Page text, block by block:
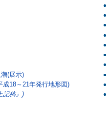
(展示)
成18～21年発行地形図)
記稿』)